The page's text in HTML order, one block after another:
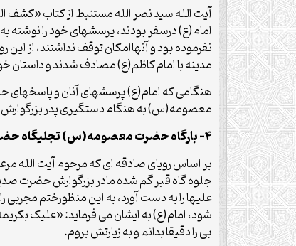
آیت الله سید نصر الله مستنبط از کتاب «کشف
امام(ع) درسفر بودند، پرسشهای خود را
نفرموده بود و آنهاامکان توقف نداشتند، از
مدینه با امام کاظم(ع) مصادف شدند و داستان
هنگامی که امام(ع) پرسشهای آنان و پاسخهای
معصومه(س) به هنگام دستگیری پدر بزرگوارش
4- بارگاه حضرت معصومه(س) تجلیگاه حضرت زهرا(س)
جلوه گاه قبر گم شده مادر بزرگوارش حضرت
علیها را به دست آورد، به این منظورختم
شود، امام(ع) به ایشان می فرماید: «علیک
بی را دقیقا بدانم و به زیارتش بروم.